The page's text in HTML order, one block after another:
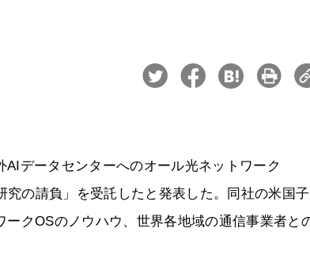
データセンターへのオール光ネットワーク
の請負」を受託したと発表した。同社の米国子
クOSのノウハウ、世界各地域の通信事業者と